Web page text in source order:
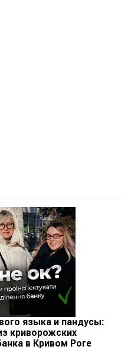
языка и пандусы:
криворожских
в Кривом Роге